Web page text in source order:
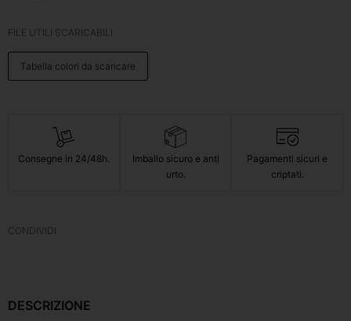
FILE UTILI SCARICABILI
Tabella colori da scaricare
Consegne in 24/48h.
Imballo sicuro e anti
urto.
Pagamenti sicuri e
criptati.
CONDIVIDI
DESCRIZIONE